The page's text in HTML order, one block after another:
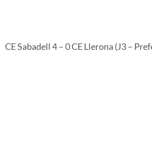
CE Sabadell 4 – 0 CE Llerona (J3 –